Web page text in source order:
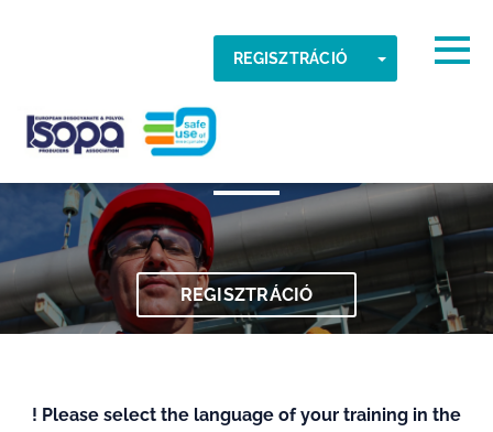
REGISZTRÁCIÓ TOGGLE
ISOPA-AISBL
045 Általános képzés
REGISZTRÁCIÓ
! Please select the language of your training in the